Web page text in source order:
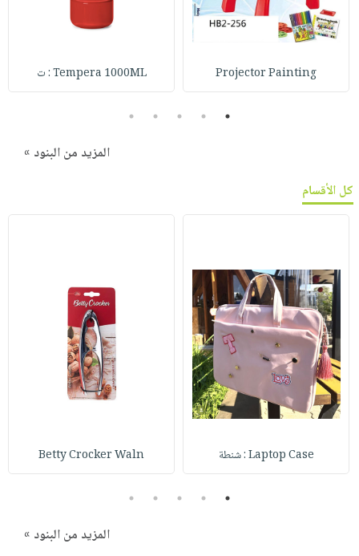
Projector Painting Tempera 1000ML : ت
1
2
3
4
5
المزيد من البنود »
كل الأقسام
Laptop Case : شنطة Betty Crocker Waln
1
2
3
4
5
المزيد من البنود »